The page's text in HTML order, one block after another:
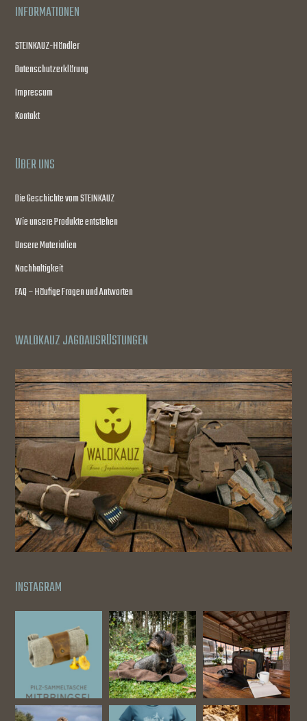
INFORMATIONEN
STEINKAUZ-Händler
Datenschutzerklärung
Impressum
Kontakt
ÜBER UNS
Die Geschichte vom STEINKAUZ
Wie unsere Produkte entstehen
Unsere Materialien
Nachhaltigkeit
FAQ – Häufige Fragen und Antworten
WALDKAUZ JAGDAUSRÜSTUNGEN
INSTAGRAM